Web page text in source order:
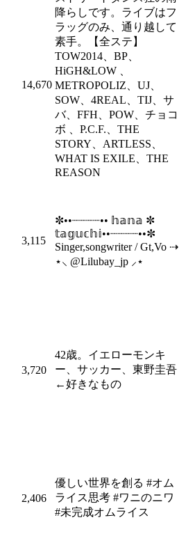
14,670
降らしです。ライブはフ
ラッグのみ、通り越して
素手。【全ステ】
TOW2014、BP、
HiGH&LOW 、
METROPOLIZ、UJ、
SOW、4REAL、TIJ、サ
バ、FFH、POW、チョコ
ボ 、P.C.F.、THE
STORY、ARTLESS、
WHAT IS EXILE、THE
REASON
3,115
✼••┈┈┈┈•• 𝕙𝕒𝕟𝕒 ✼
𝕥𝕒𝕘𝕦𝕔𝕙𝕚••┈┈┈┈••✼
Singer,songwriter / Gt,Vo ⇢
⋆⸜ @Lilubay_jp ⸝⋆
3,720
42歳。イエローモンキ
ー、サッカー、東野圭吾
←好きなもの
2,406
優しい世界を創る #オム
ライス思考 #ワニのニワ
#未完成オムライス